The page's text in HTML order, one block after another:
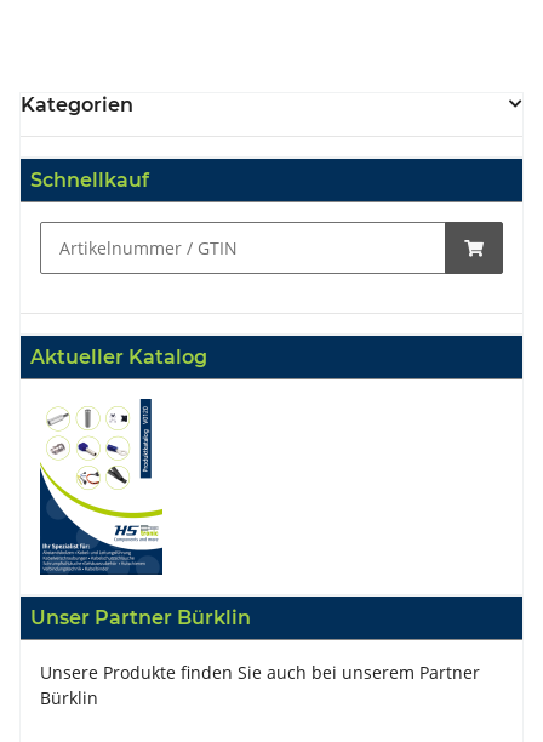
Kategorien
Schnellkauf
Aktueller Katalog
Unser Partner Bürklin
Unsere Produkte finden Sie auch bei unserem Partner
Bürklin